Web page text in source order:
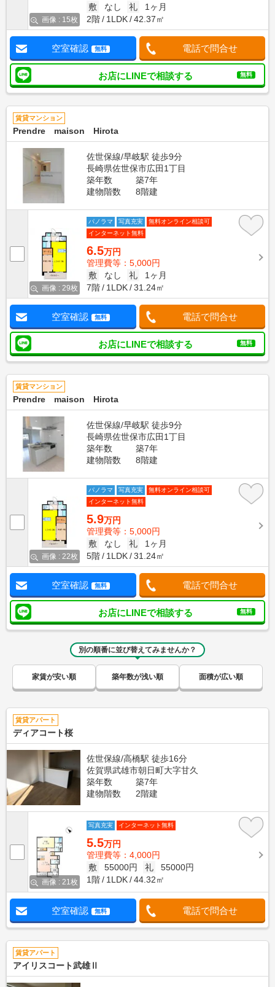
画像 : 15枚
敷
なし 礼
1ヶ月
2階
1LDK 42.37㎡
空室確認 無料 電話で問合せ
お店にLINEで相談する 無料
賃貸マンション
Prendre maison Hirota
佐世保線/早岐駅 徒歩9分
長崎県佐世保市広田1丁目
築年数
築7年
建物階数
8階建
画像 : 29枚
パノラマ 写真充実
無料オンライン相談可
インターネット無料
6.5万円
管理費等：5,000円
敷
なし 礼
1ヶ月
7階
1LDK 31.24㎡
空室確認 無料 電話で問合せ
お店にLINEで相談する 無料
賃貸マンション
Prendre maison Hirota
佐世保線/早岐駅 徒歩9分
長崎県佐世保市広田1丁目
築年数
築7年
建物階数
8階建
画像 : 22枚
パノラマ 写真充実
無料オンライン相談可
インターネット無料
5.9万円
管理費等：5,000円
敷
なし 礼
1ヶ月
5階
1LDK 31.24㎡
空室確認 無料 電話で問合せ
お店にLINEで相談する 無料
別の順番に並び替えてみませんか？
家賃が安い順 築年数が浅い順 面積が広い順
賃貸アパート
ディアコート桜
佐世保線/高橋駅 徒歩16分
佐賀県武雄市朝日町大字甘久
築年数
築7年
建物階数
2階建
画像 : 21枚
写真充実 インターネット無料
5.5万円
管理費等：4,000円
敷
55000円 礼
55000円
1階
1LDK 44.32㎡
空室確認 無料 電話で問合せ
賃貸アパート
アイリスコート武雄Ⅱ